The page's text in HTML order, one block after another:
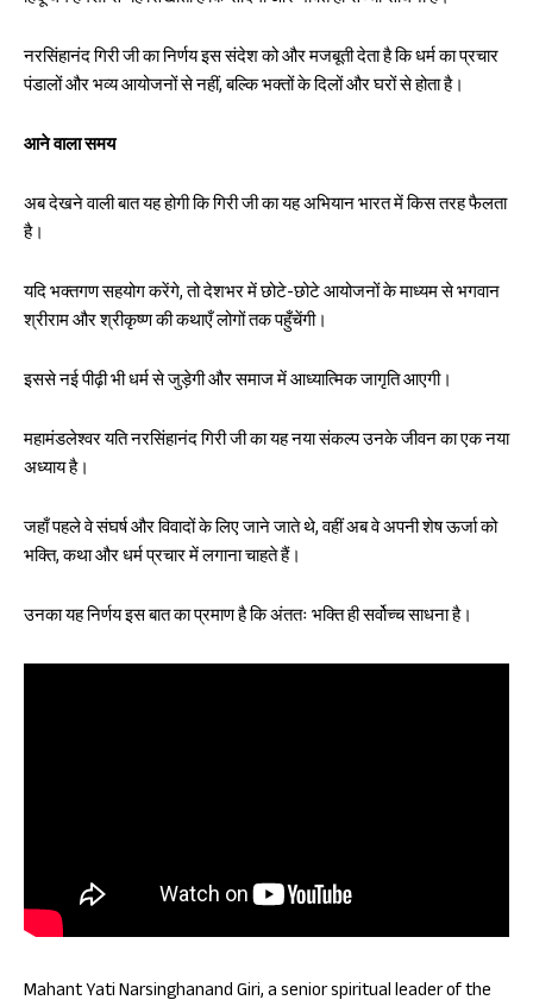
नरसिंहानंद गिरी जी का निर्णय इस संदेश को और मजबूती देता है कि धर्म का प्रचार
पंडालों और भव्य आयोजनों से नहीं, बल्कि भक्तों के दिलों और घरों से होता है।
आने वाला समय
अब देखने वाली बात यह होगी कि गिरी जी का यह अभियान भारत में किस तरह फैलता
है।
यदि भक्तगण सहयोग करेंगे, तो देशभर में छोटे-छोटे आयोजनों के माध्यम से भगवान
श्रीराम और श्रीकृष्ण की कथाएँ लोगों तक पहुँचेंगी।
इससे नई पीढ़ी भी धर्म से जुड़ेगी और समाज में आध्यात्मिक जागृति आएगी।
महामंडलेश्वर यति नरसिंहानंद गिरी जी का यह नया संकल्प उनके जीवन का एक नया
अध्याय है।
जहाँ पहले वे संघर्ष और विवादों के लिए जाने जाते थे, वहीं अब वे अपनी शेष ऊर्जा को
भक्ति, कथा और धर्म प्रचार में लगाना चाहते हैं।
उनका यह निर्णय इस बात का प्रमाण है कि अंततः भक्ति ही सर्वोच्च साधना है।
Mahant Yati Narsinghanand Giri, a senior spiritual leader of the